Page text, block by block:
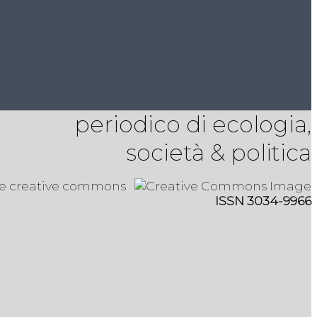
periodico di ecologia,
società & politica
creative commons
ISSN 3034-9966